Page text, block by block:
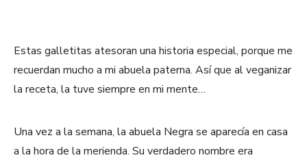
Estas galletitas atesoran una historia especial, porque me
recuerdan mucho a mi abuela paterna. Así que al veganizar
la receta, la tuve siempre en mi mente…
Una vez a la semana, la abuela Negra se aparecía en casa
a la hora de la merienda. Su verdadero nombre era